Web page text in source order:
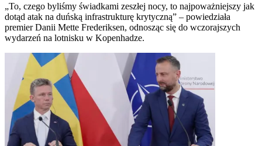
„To, czego byliśmy świadkami zeszłej nocy, to najpoważniejszy jak
dotąd atak na duńską infrastrukturę krytyczną” – powiedziała
premier Danii Mette Frederiksen, odnosząc się do wczorajszych
wydarzeń na lotnisku w Kopenhadze.